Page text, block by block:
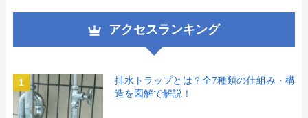
アクセスランキング
1
排水トラップとは？全7種類の仕組み・構
造を図解で解説！